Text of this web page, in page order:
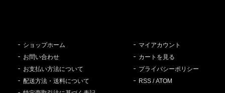
ショップホーム
お問い合わせ
お支払い方法について
配送方法・送料について
マイアカウント
カートを見る
プライバシーポリシー
RSS /ATOM